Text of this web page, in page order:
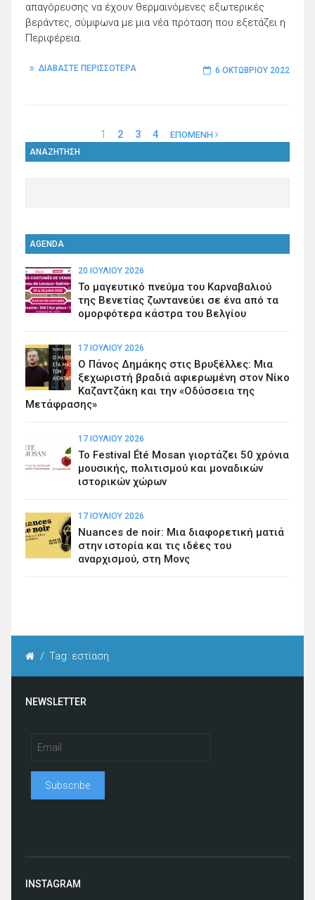
απαγόρευσης να έχουν θερμαινόμενες εξωτερικές
βεράντες, σύμφωνα με μια νέα πρόταση που εξετάζει η
Περιφέρεια.
ΔΙΑΒΑΣΤΕ ΠΕΡΙΣΣΟΤΕΡΑ 6 ΟΚΤΩΒΡΊΟΥ 2022
1 2 3 4 ΕΠΟΜΕΝΗ
ΑΝΑΖΗΤΗΣΗ
AGENDA
20 ΙΟΥΛΊΟΥ 2026
Το μαγευτικό πνεύμα του Καρναβαλιού
της Βενετίας ζωντανεύει σε ένα από τα
ομορφότερα κάστρα του Βελγίου
17 ΙΟΥΛΊΟΥ 2026
Ο Πάνος Δημάκης στις Βρυξέλλες: Μια
ξεχωριστή βραδιά αφιερωμένη στον Νίκο
Καζαντζάκη και την «Οδύσσεια της
Μετάφρασης»
17 ΙΟΥΛΊΟΥ 2026
Το Festival Été Mosan γιορτάζει 50 χρόνια
μουσικής, πολιτισμού και μοναδικών
ιστορικών χώρων
17 ΙΟΥΛΊΟΥ 2026
Nuances de noir: Μια διαφορετική ματιά
στην ιστορία και τις ιδέες του
αναρχισμού, στη Μονς
/ Tag: εστίαση
NEWSLETTER
INSTAGRAM